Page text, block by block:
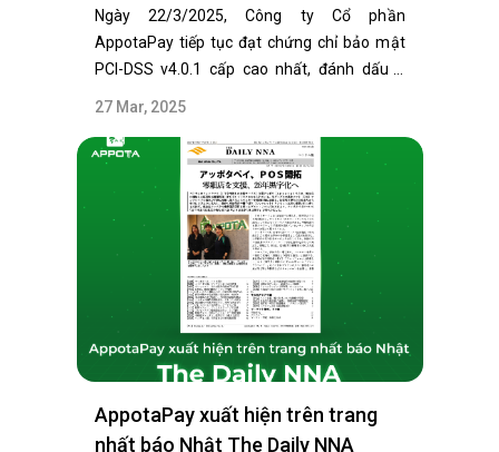
Ngày 22/3/2025, Công ty Cổ phần
AppotaPay tiếp tục đạt chứng chỉ bảo mật
PCI-DSS v4.0.1 cấp cao nhất, đánh dấu 3
27 Mar, 2025
AppotaPay xuất hiện trên trang
nhất báo Nhật The Daily NNA